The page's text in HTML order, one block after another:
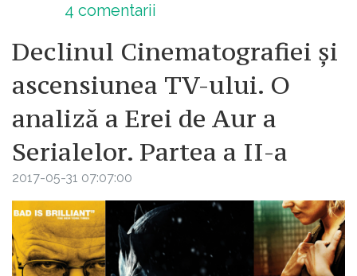
4 comentarii
Declinul Cinematografiei și
ascensiunea TV-ului. O
analiză a Erei de Aur a
Serialelor. Partea a II-a
2017-05-31 07:07:00